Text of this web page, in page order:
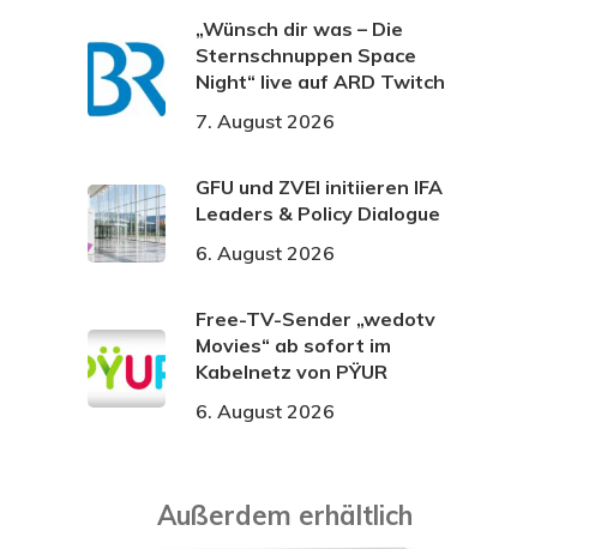
„Wünsch dir was – Die
Sternschnuppen Space
Night“ live auf ARD Twitch
7. August 2026
GFU und ZVEI initiieren IFA
Leaders & Policy Dialogue
6. August 2026
Free-TV-Sender „wedotv
Movies“ ab sofort im
Kabelnetz von PŸUR
6. August 2026
Außerdem erhältlich